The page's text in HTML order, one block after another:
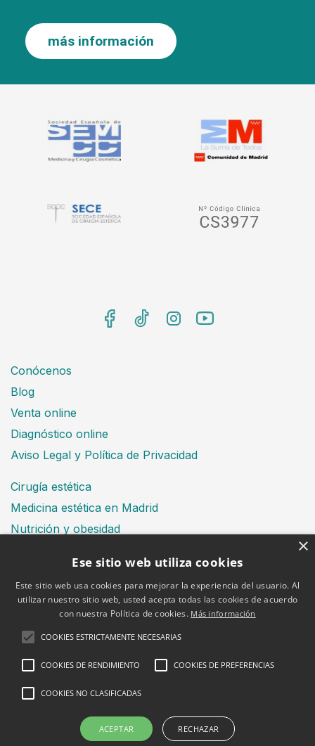
más información
Conócenos
Blog
Venta online
Diagnóstico online
Aviso Legal y Política de Privacidad
Cirugía estética
Medicina estética en Madrid
Nutrición y obesidad
Financiación
Política de cookies
2026 © Clínica Bruselas
×
Ese sitio web utiliza cookies
Este sitio web usa cookies para mejorar la experiencia del usuario. Al
utilizar nuestro sitio web, usted acepta todas las cookies de acuerdo
con nuestra Política de cookies. Más información
COOKIES ESTRICTAMENTE NECESARIAS
COOKIES DE RENDIMIENTO COOKIES DE PREFERENCIAS
COOKIES NO CLASIFICADAS
ACEPTAR RECHAZAR